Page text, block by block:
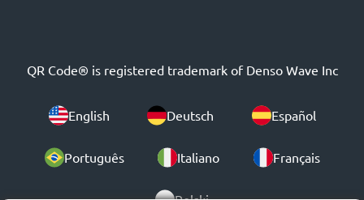
QR Code® is registered trademark of Denso Wave Inc
English Deutsch Español
Português Italiano Français